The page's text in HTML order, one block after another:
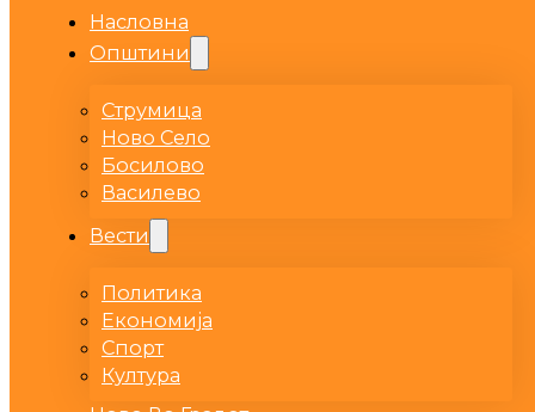
Насловна
Општини
Струмица
Ново Село
Босилово
Василево
Вести
Политика
Економија
Спорт
Култура